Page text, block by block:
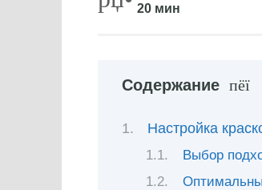
20 мин
Содержание
Настройка
Выбор